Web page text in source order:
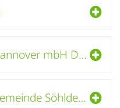
Abfallwirtschaft Region Hannover mbH Deponie Burgdorf
Wertstoffannahme der Gemeinde Söhlde (Hof Beckmann)